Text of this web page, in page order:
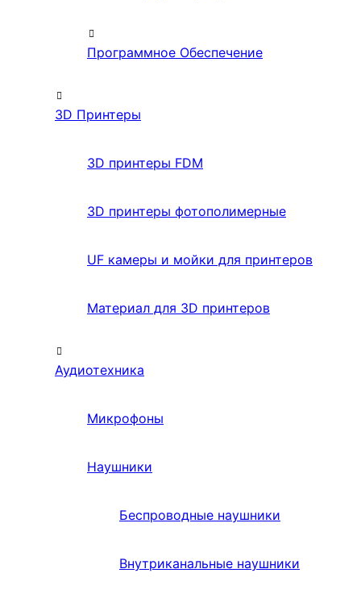
Программное Обеспечение
3D Принтеры
3D принтеры FDM
3D принтеры фотополимерные
UF камеры и мойки для принтеров
Материал для 3D принтеров
Аудиотехника
Микрофоны
Наушники
Беспроводные наушники
Внутриканальные наушники